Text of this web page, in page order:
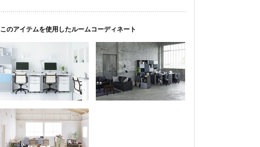
このアイテムを使用したルームコーディネート